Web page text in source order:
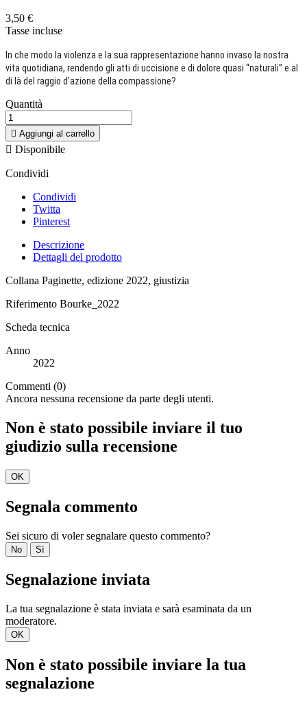
3,50 €
Tasse incluse
In che modo la violenza e la sua rappresentazione hanno invaso la nostra
vita quotidiana, rendendo gli atti di uccisione e di dolore quasi “naturali” e al
di là del raggio d’azione della compassione?
Quantità
 Aggiungi al carrello
 Disponibile
Condividi
Condividi
Twitta
Pinterest
Descrizione
Dettagli del prodotto
Collana Paginette, edizione 2022, giustizia
Riferimento Bourke_2022
Scheda tecnica
Anno
2022
Commenti (0)
Ancora nessuna recensione da parte degli utenti.
Non è stato possibile inviare il tuo
giudizio sulla recensione
OK
Segnala commento
Sei sicuro di voler segnalare questo commento?
No Sì
Segnalazione inviata
La tua segnalazione è stata inviata e sarà esaminata da un
moderatore.
OK
Non è stato possibile inviare la tua
segnalazione